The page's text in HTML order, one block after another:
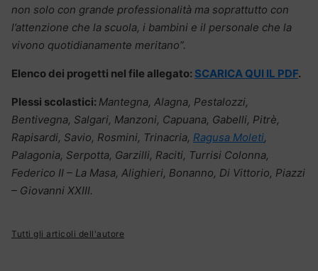
non solo con grande professionalità ma soprattutto con
l’attenzione che la scuola, i bambini e il personale che la
vivono quotidianamente meritano”.
Elenco dei progetti nel file allegato: SCARICA QUI IL PDF.
Plessi scolastici: Mantegna, Alagna, Pestalozzi,
Bentivegna, Salgari, Manzoni, Capuana, Gabelli, Pitrè,
Rapisardi, Savio, Rosmini, Trinacria, Ragusa Moleti,
Palagonia, Serpotta, Garzilli, Raciti, Turrisi Colonna,
Federico II – La Masa, Alighieri, Bonanno, Di Vittorio, Piazzi
– Giovanni XXIII.
Tutti gli articoli dell'autore